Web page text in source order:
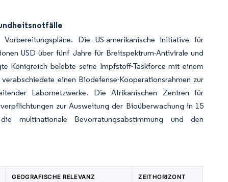
Die US-amerikanische Initiative für
USD über fünf Jahre für Breitspektrum-Antivirale und
Königreich belebte seine Impfstoff-Taskforce mit einem
einen Biodefense-Kooperationsrahmen zur
Labornetzwerke. Die Afrikanischen Zentren für
zur Ausweitung der Bioüberwachung in 15
multinationale Bevorratungsabstimmung und den
GEOGRAFISCHE RELEVANZ ZEITHORIZONT